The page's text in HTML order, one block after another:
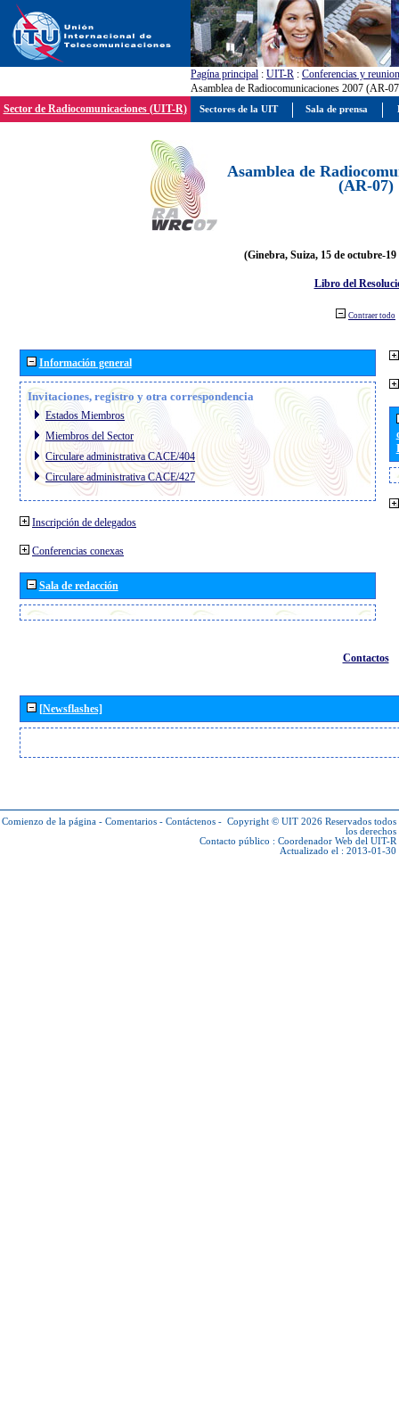
Pagína principal : UIT-R : Conferencias y
Asamblea de Radiocomunicaciones 2007 (AR-
Sector de Radiocomunicaciones (UIT-R)
Asamblea de
(AR-07)
(Ginebra, Suiza, 15 de octubre-19
Libro del
Contraer todo
Información general
Invitaciones, registro y otra correspondencia
Estados Miembros
Miembros del Sector
Circulare administrativa CACE/404
Circulare administrativa CACE/427
Inscripción de delegados
Conferencias conexas
Sala de redacción
Contactos
[Newsflashes]
Comienzo de la página - Comentarios - Contáctenos - Copyright © UIT 2026 Reservados todos
los derechos
Contacto público : Coordenador Web del UIT-R
Actualizado el : 2013-01-30
Sectores de la UIT Sala de prensa